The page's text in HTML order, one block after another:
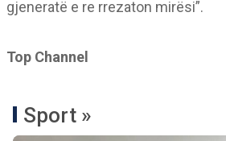
gjeneratë e re rrezaton mirësi”.
Top Channel
Sport »